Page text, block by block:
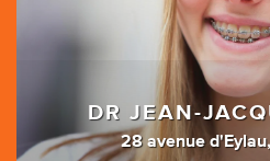
DR JEAN-
28 avenue